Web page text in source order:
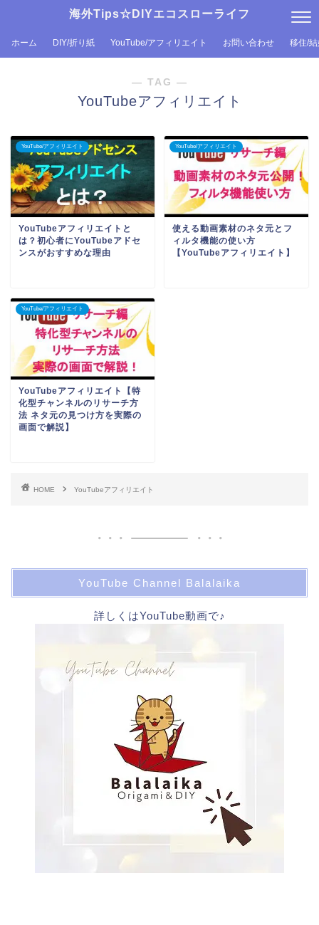
海外Tips☆DIYエコスローライフ
ホーム DIY/折り紙 YouTube/アフィリエイト お問い合わせ 移住/
― TAG ―
YouTubeアフィリエイト
YouTube/アフィリエイト
YouTubeアフィリエイトと
は？初心者にYouTubeアドセ
ンスがおすすめな理由
YouTube/アフィリエイト
使える動画素材のネタ元とフ
ィルタ機能の使い方
【YouTubeアフィリエイト】
YouTube/アフィリエイト
YouTubeアフィリエイト【特
化型チャンネルのリサーチ方
法 ネタ元の見つけ方を実際の
画面で解説】
HOME YouTubeアフィリエイト
YouTube Channel Balalaika
詳しくはYouTube動画で♪